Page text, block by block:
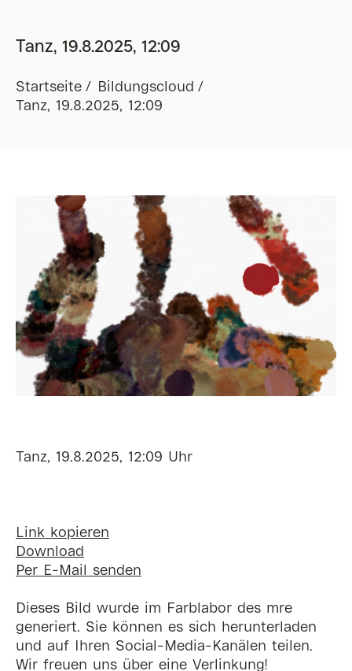
Tanz, 19.8.2025, 12:09
Startseite
Bildungscloud
Tanz, 19.8.2025, 12:09
Tanz, 19.8.2025, 12:09 Uhr
Link kopieren
Download
Per E-Mail senden
Dieses Bild wurde im Farblabor des mre
generiert. Sie können es sich herunterladen
und auf Ihren Social-Media-Kanälen teilen.
Wir freuen uns über eine Verlinkung!